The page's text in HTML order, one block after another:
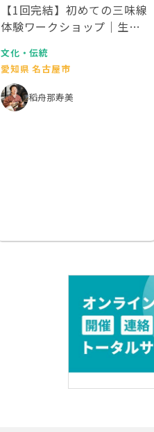
【1回完結】初めての三味線
体験ワークショップ｜生演
文化・伝統
愛知県 名古屋市
稻舟那寿美